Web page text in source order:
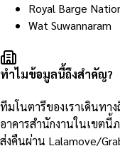
Royal Barge
Wat Suwannaram
ทำไมข้อมูลนี้ถึงสำคัญ?
ทีมโนตารีของเราเดินทา
อาคารสำนักงานในเขตนี้
ส่งคืนผ่าน Lalamove/